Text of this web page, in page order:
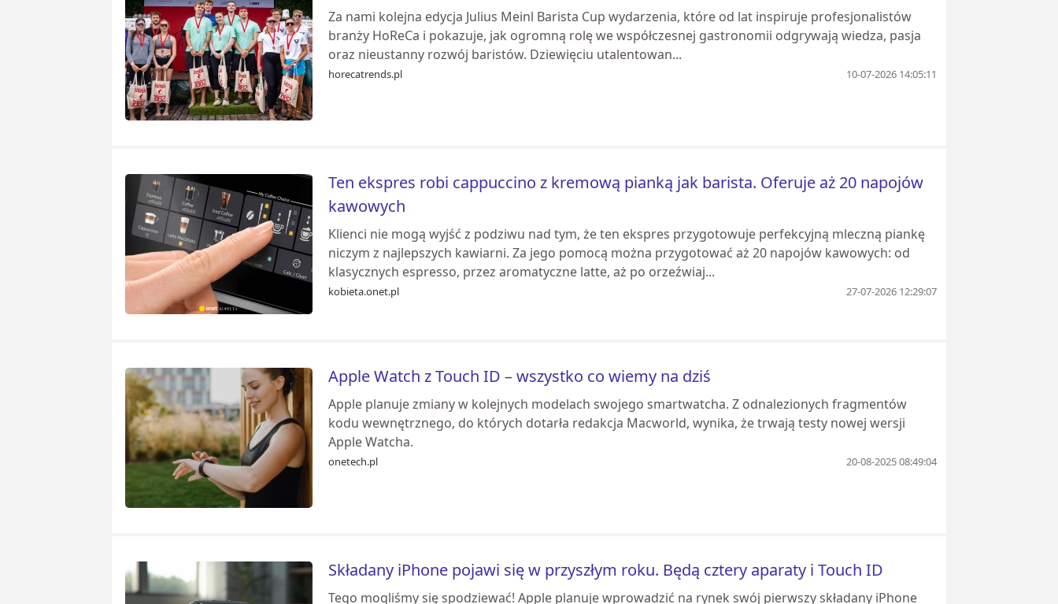
Za nami kolejna edycja Julius Meinl Barista Cup wydarzenia, które od lat inspiruje profesjonalistów
branży HoReCa i pokazuje, jak ogromną rolę we współczesnej gastronomii odgrywają wiedza, pasja
oraz nieustanny rozwój baristów. Dziewięciu utalentowan...
horecatrends.pl 10-07-2026 14:05:11
Ten ekspres robi cappuccino z kremową pianką jak barista. Oferuje aż 20 napojów
kawowych
Klienci nie mogą wyjść z podziwu nad tym, że ten ekspres przygotowuje perfekcyjną mleczną piankę
niczym z najlepszych kawiarni. Za jego pomocą można przygotować aż 20 napojów kawowych: od
klasycznych espresso, przez aromatyczne latte, aż po orzeźwiaj...
kobieta.onet.pl 27-07-2026 12:29:07
Apple Watch z Touch ID – wszystko co wiemy na dziś
Apple planuje zmiany w kolejnych modelach swojego smartwatcha. Z odnalezionych fragmentów
kodu wewnętrznego, do których dotarła redakcja Macworld, wynika, że trwają testy nowej wersji
Apple Watcha.
onetech.pl 20-08-2025 08:49:04
Składany iPhone pojawi się w przyszłym roku. Będą cztery aparaty i Touch ID
Tego mogliśmy się spodziewać! Apple planuje wprowadzić na rynek swój pierwszy składany iPhone